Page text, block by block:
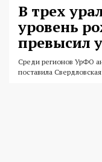
В трех
уровень
превысил
Среди регионов УрФО
поставила Свердловская